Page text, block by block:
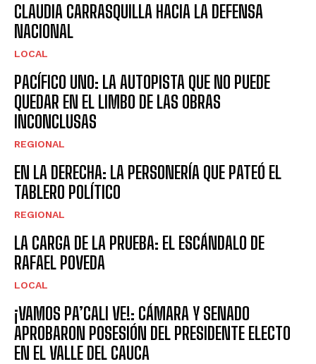
CLAUDIA CARRASQUILLA HACIA LA DEFENSA
NACIONAL
LOCAL
PACÍFICO UNO: LA AUTOPISTA QUE NO PUEDE
QUEDAR EN EL LIMBO DE LAS OBRAS
INCONCLUSAS
REGIONAL
EN LA DERECHA: LA PERSONERÍA QUE PATEÓ EL
TABLERO POLÍTICO
REGIONAL
LA CARGA DE LA PRUEBA: EL ESCÁNDALO DE
RAFAEL POVEDA
LOCAL
¡VAMOS PA’CALI VE!: CÁMARA Y SENADO
APROBARON POSESIÓN DEL PRESIDENTE ELECTO
EN EL VALLE DEL CAUCA